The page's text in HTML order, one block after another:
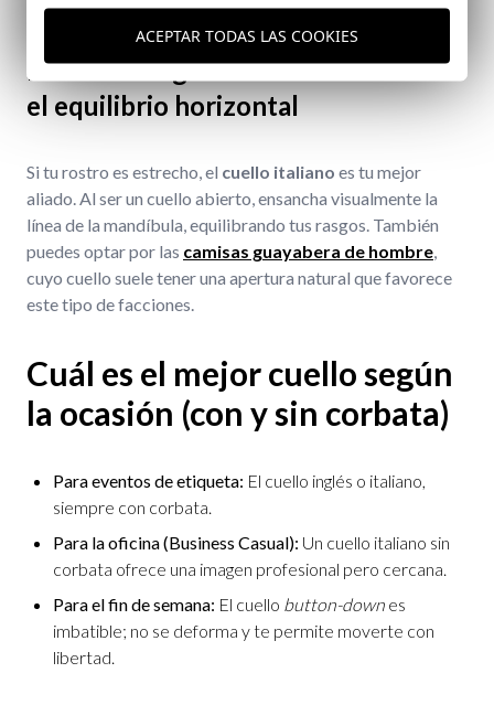
Rostros alargados o finos: Buscando
el equilibrio horizontal
Si tu rostro es estrecho, el cuello italiano es tu mejor
aliado. Al ser un cuello abierto, ensancha visualmente la
línea de la mandíbula, equilibrando tus rasgos. También
puedes optar por las camisas guayabera de hombre,
cuyo cuello suele tener una apertura natural que favorece
este tipo de facciones.
Cuál es el mejor cuello según
la ocasión (con y sin corbata)
Para eventos de etiqueta: El cuello inglés o italiano,
siempre con corbata.
Para la oficina (Business Casual): Un cuello italiano sin
corbata ofrece una imagen profesional pero cercana.
Para el fin de semana: El cuello button-down es
imbatible; no se deforma y te permite moverte con
libertad.
ACEPTAR TODAS LAS COOKIES